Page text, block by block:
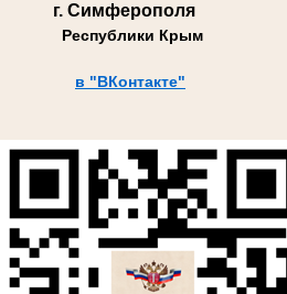
г. Симферополя
Республики Крым
в "ВКонтакте"